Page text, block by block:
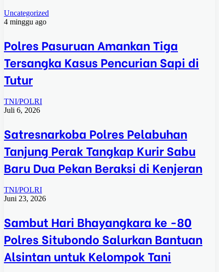
Uncategorized
4 minggu ago
Polres Pasuruan Amankan Tiga
Tersangka Kasus Pencurian Sapi di
Tutur
TNI/POLRI
Juli 6, 2026
Satresnarkoba Polres Pelabuhan
Tanjung Perak Tangkap Kurir Sabu
Baru Dua Pekan Beraksi di Kenjeran
TNI/POLRI
Juni 23, 2026
Sambut Hari Bhayangkara ke -80
Polres Situbondo Salurkan Bantuan
Alsintan untuk Kelompok Tani